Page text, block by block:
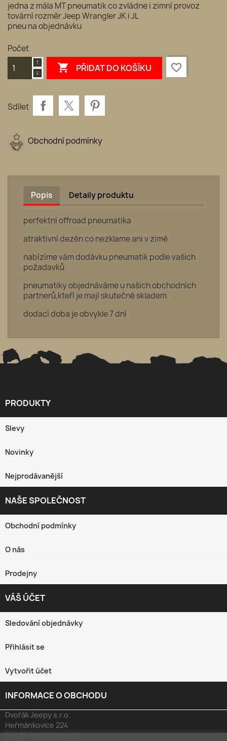
jedna z mála MT pneumatik co zvládne i zimní provoz
tovární rozměr Jeep Wrangler JK i JL
pneu na objednávku
Počet
 PŘIDAT DO KOŠÍKU favorite_border
Sdílet
Obchodní podmínky
Popis Detaily produktu
perfektní offroad pneumatika
atraktivní dezén co nezklame ani v zimě
nabízíme vám dodávku pneumatik podle vašich
požadavků
pneumatiky objednáváme u našich obchodních
partnerů,kteří je mají skutečně skladem
dodací doba je obvykle 7 dní
PRODUKTY
Slevy
Novinky
Nejprodávanější
NAŠE SPOLEČNOST
Obchodní podmínky
O nás
Prodejny
VÁŠ ÚČET
Sledování objednávky
Přihlásit se
Vytvořit účet
INFORMACE O OBCHODU
Dvořák Jeepy s.r.o.
Heřmánkovice 224
549 84 Heřmánkovice